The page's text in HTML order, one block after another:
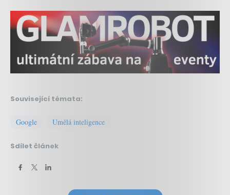
Související témata:
Google Umělá inteligence
Sdílet článek